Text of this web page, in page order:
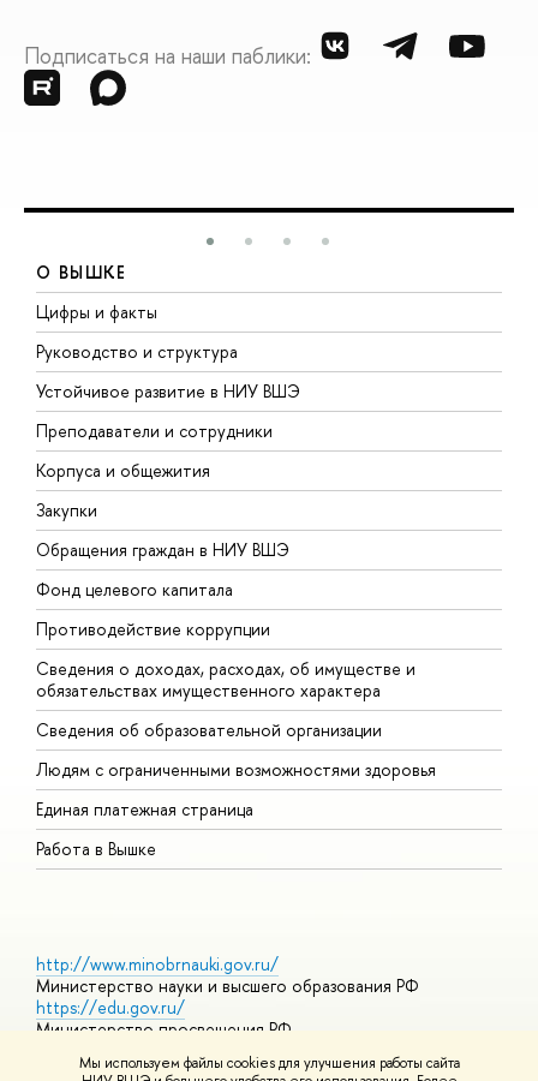
Мы используем файлы cookies для улучшения работы сайта
Подписаться на наши паблики:
О ВЫШКЕ
Цифры и факты
Руководство и структура
Устойчивое развитие в НИУ ВШЭ
Преподаватели и сотрудники
Корпуса и общежития
Закупки
Обращения граждан в НИУ ВШЭ
Фонд целевого капитала
Противодействие коррупции
Сведения о доходах, расходах, об имуществе и
обязательствах имущественного характера
Сведения об образовательной организации
Людям с ограниченными возможностями здоровья
Единая платежная страница
Работа в Вышке
http://www.minobrnauki.gov.ru/
Министерство науки и высшего образования РФ
https://edu.gov.ru/
Министерство просвещения РФ
https://elearning.hse.ru/mooc
Массовые открытые онлайн-курсы